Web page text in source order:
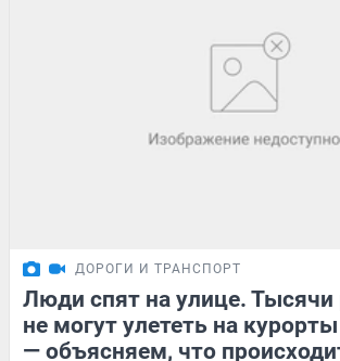
ДОРОГИ И ТРАНСПОРТ
Люди спят на улице. Тысячи
не могут улететь на
— объясняем, что